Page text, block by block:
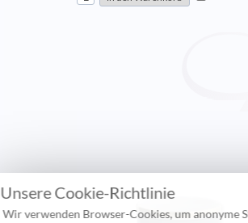
Unsere Cookie-Richtlinie
Wir verwenden Browser-Cookies, um anonyme